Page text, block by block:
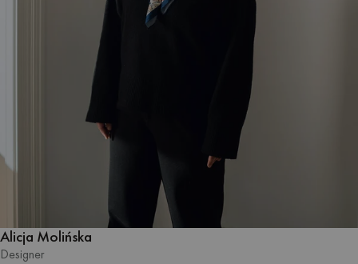
Alicja Molińska
Designer